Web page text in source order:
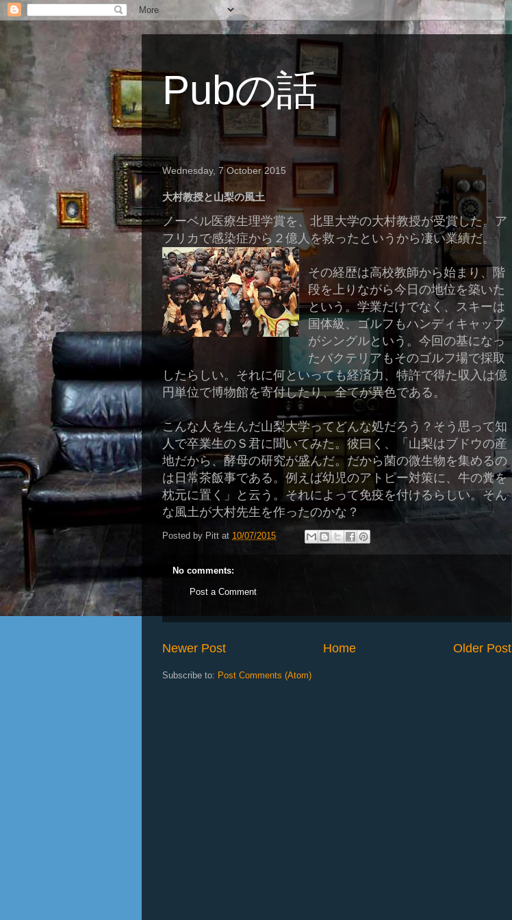
Pubの話
Wednesday, 7 October 2015
大村教授と山梨の風土
ノーベル医療生理学賞を、北里大学の大村教授が受賞した。ア
フリカで感染症から２億人を救ったというから凄い業績だ。
その経歴は高校教師から始まり、階
段を上りながら今日の地位を築いた
という。学業だけでなく、スキーは
国体級、ゴルフもハンディキャップ
がシングルという。今回の基になっ
たバクテリアもそのゴルフ場で採取
したらしい。それに何といっても経済力、特許で得た収入は億
円単位で博物館を寄付したり、全てが異色である。
こんな人を生んだ山梨大学ってどんな処だろう？そう思って知
人で卒業生のＳ君に聞いてみた。彼曰く、「山梨はブドウの産
地だから、酵母の研究が盛んだ。だから菌の微生物を集めるの
は日常茶飯事である。例えば幼児のアトピー対策に、牛の糞を
枕元に置く」と云う。それによって免疫を付けるらしい。そん
な風土が大村先生を作ったのかな？
Posted by Pitt at 10/07/2015
No comments:
Post a Comment
Newer Post Older Post
Home
Subscribe to: Post Comments (Atom)